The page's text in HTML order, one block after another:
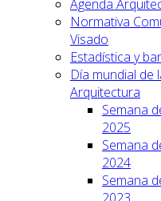
Agenda
Normativa
Visado
Estadística y
Día mundial de
Arquitectura
Semana
2025
Semana
2024
Semana